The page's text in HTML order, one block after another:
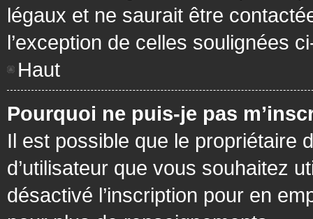
légaux et ne saurait être
l’exception de celles soulignées
Haut
Pourquoi ne puis-je pas
Il est possible que le propriétaire
d’utilisateur que vous souhaitez
désactivé l’inscription pour en